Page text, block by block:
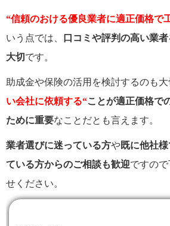
“信頼のおける優良業者に適正価格で
いう点では、
口コミや評判の高い業
大切 です。
助成金や保険の活用を検討するのも大
い会社に依頼する“ことが適正価格で
ために重要なことだとも言えます。
業者選びに迷っている方や既に他社
ている方からのご相談も歓迎ですの
せください。